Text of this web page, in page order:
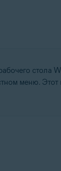
меню.